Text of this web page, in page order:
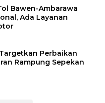
Bawen-Ambarawa
Ada Layanan
Perbaikan
Rampung Sepekan